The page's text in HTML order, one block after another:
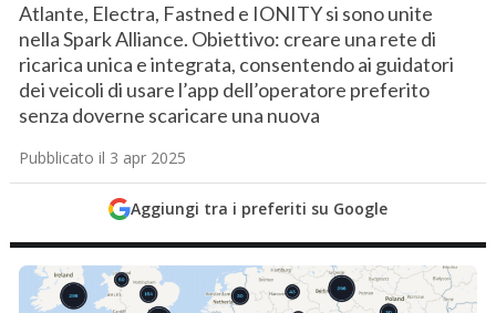
Atlante, Electra, Fastned e IONITY si sono unite
nella Spark Alliance. Obiettivo: creare una rete di
ricarica unica e integrata, consentendo ai guidatori
dei veicoli di usare l’app dell’operatore preferito
senza doverne scaricare una nuova
Pubblicato il 3 apr 2025
Aggiungi tra i preferiti su Google